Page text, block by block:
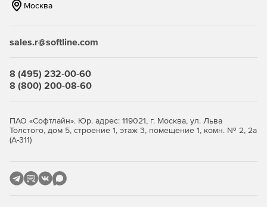
диапазон номеров каталогов и определяет, сколько и
какие номера каталогов не доступны, не активны/не
выделяются зеленым цветом. На базе полученной
информации формируется отчет в формате PDF/XLSX для
Cisco Remote Phone Controlпоможет сэкономить время
на поиск и устранение неисправностей и проблем в
унифицированных коммуникаций Cisco. Удаленное
Москва
sales.r@softline.com
8 (495) 232-00-60
8 (800) 200-08-60
ПАО «Софтлайн». Юр. адрес: 119021, г. Москва, ул. Льва
Толстого, дом 5, строение 1, этаж 3, помещение 1, комн. № 2, 2а
(А-311)